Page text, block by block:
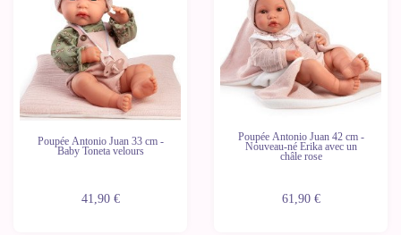
Poupée Antonio Juan 33 cm -
Baby Toneta velours
41,90 €
Poupée Antonio Juan 42 cm -
Nouveau-né Erika avec un
châle rose
61,90 €